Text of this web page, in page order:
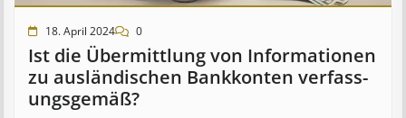
18. April 2024 0
Ist die Über­mitt­lung von In­for­mat­ion­en
zu aus­länd­isch­en Bank­kont­en ver­fass­
ungs­ge­mäß?